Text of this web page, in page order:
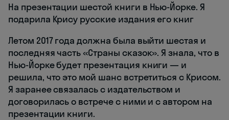
На презентации шестой книги в Нью-Йорке. Я
подарила Крису русские издания его книг
Летом 2017 года должна была выйти шестая и
последняя часть «Страны сказок». Я знала, что в
Нью-Йорке будет презентация книги — и
решила, что это мой шанс встретиться с Крисом.
Я заранее связалась с издательством и
договорилась о встрече с ними и с автором на
презентации книги.